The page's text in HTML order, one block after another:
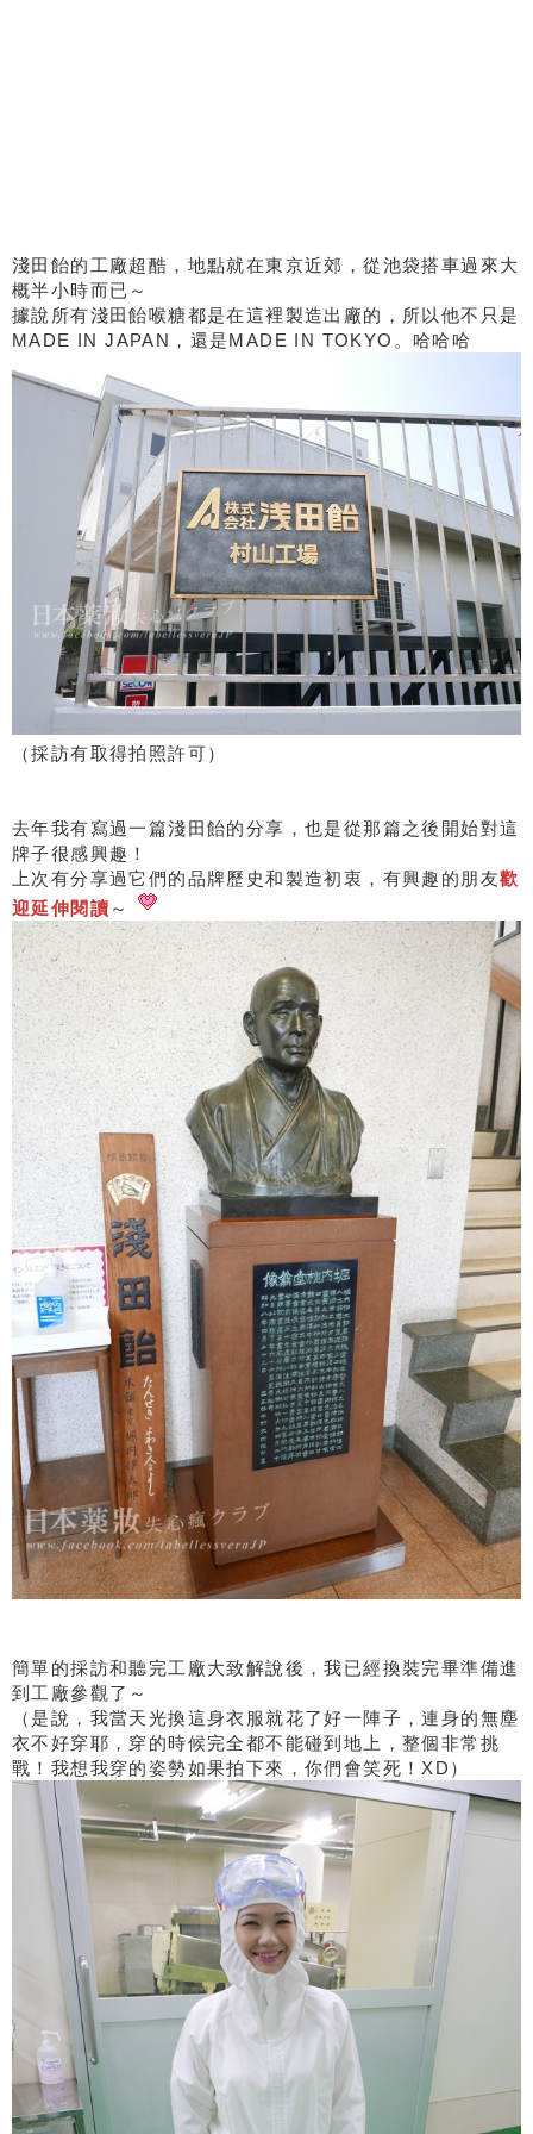
淺田飴的工廠超酷，地點就在東京近郊，從池袋搭車過來大
概半小時而已～
據說所有淺田飴喉糖都是在這裡製造出廠的，所以他不只是
MADE IN JAPAN，還是MADE IN TOKYO。哈哈哈
（採訪有取得拍照許可）
去年我有寫過一篇淺田飴的分享，也是從那篇之後開始對這
牌子很感興趣！
上次有分享過它們的品牌歷史和製造初衷，有興趣的朋友歡
迎延伸閱讀 ～
簡單的採訪和聽完工廠大致解說後，我已經換裝完畢準備進
到工廠參觀了～
（是說，我當天光換這身衣服就花了好一陣子，連身的無塵
衣不好穿耶，穿的時候完全都不能碰到地上，整個非常挑
戰！我想我穿的姿勢如果拍下來，你們會笑死！XD）